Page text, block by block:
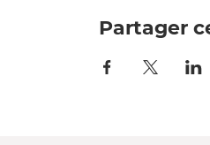
Partager